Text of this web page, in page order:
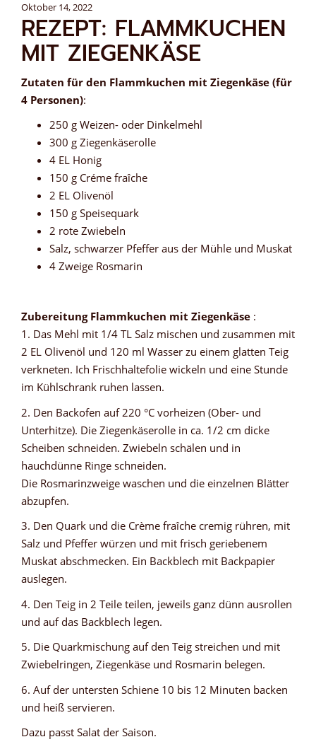
Oktober 14, 2022
REZEPT: FLAMMKUCHEN
MIT ZIEGENKÄSE
Zutaten für den Flammkuchen mit Ziegenkäse (für
4 Personen):
250 g Weizen- oder Dinkelmehl
300 g Ziegenkäserolle
4 EL Honig
150 g Créme fraîche
2 EL Olivenöl
150 g Speisequark
2 rote Zwiebeln
Salz, schwarzer Pfeffer aus der Mühle und Muskat
4 Zweige Rosmarin
Zubereitung Flammkuchen mit Ziegenkäse :
1. Das Mehl mit 1/4 TL Salz mischen und zusammen mit
2 EL Olivenöl und 120 ml Wasser zu einem glatten Teig
verkneten. Ich Frischhaltefolie wickeln und eine Stunde
im Kühlschrank ruhen lassen.
2. Den Backofen auf 220 °C vorheizen (Ober- und
Unterhitze). Die Ziegenkäserolle in ca. 1/2 cm dicke
Scheiben schneiden. Zwiebeln schälen und in
hauchdünne Ringe schneiden.
Die Rosmarinzweige waschen und die einzelnen Blätter
abzupfen.
3. Den Quark und die Crème fraîche cremig rühren, mit
Salz und Pfeffer würzen und mit frisch geriebenem
Muskat abschmecken. Ein Backblech mit Backpapier
auslegen.
4. Den Teig in 2 Teile teilen, jeweils ganz dünn ausrollen
und auf das Backblech legen.
5. Die Quarkmischung auf den Teig streichen und mit
Zwiebelringen, Ziegenkäse und Rosmarin belegen.
6. Auf der untersten Schiene 10 bis 12 Minuten backen
und heiß servieren.
Dazu passt Salat der Saison.